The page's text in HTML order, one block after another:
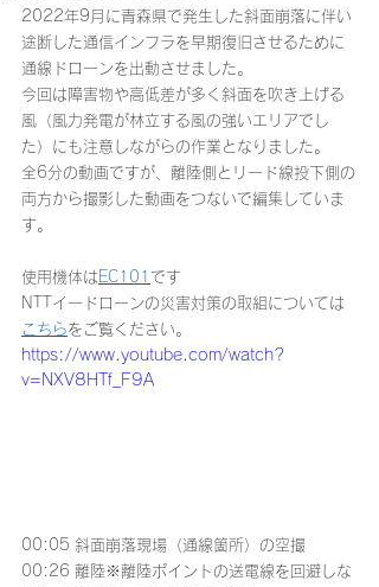
2022年9月に青森県で発生した斜面崩落に伴い
途断した通信インフラを早期復旧させるために
通線ドローンを出動させました。
今回は障害物や高低差が多く斜面を吹き上げる
風（風力発電が林立する風の強いエリアでし
た）にも注意しながらの作業となりました。
全6分の動画ですが、離陸側とリード線投下側の
両方から撮影した動画をつないで編集していま
す。
使用機体は EC101 です
NTTイードローンの災害対策の取組については
こちらをご覧ください。
https://www.youtube.com/watch?
v=NXV8HTf_F9A
00:05 斜面崩落現場（通線箇所）の空撮
00:26 離陸※離陸ポイントの送電線を回避しな